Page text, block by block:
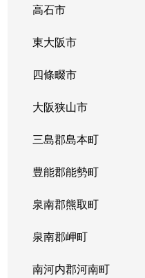
高石市
東大阪市
四條畷市
大阪狭山市
三島郡島本町
豊能郡能勢町
泉南郡熊取町
泉南郡岬町
南河内郡河南町